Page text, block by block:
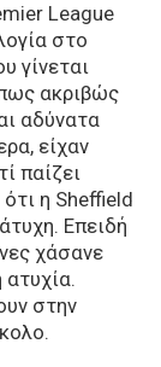
League
στο
γίνεται
ακριβώς
αδύνατα
είχαν
παίζει
η Sheffield
Επειδή
χάσανε
ατυχία.
στην